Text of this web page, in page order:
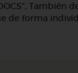
También
de forma